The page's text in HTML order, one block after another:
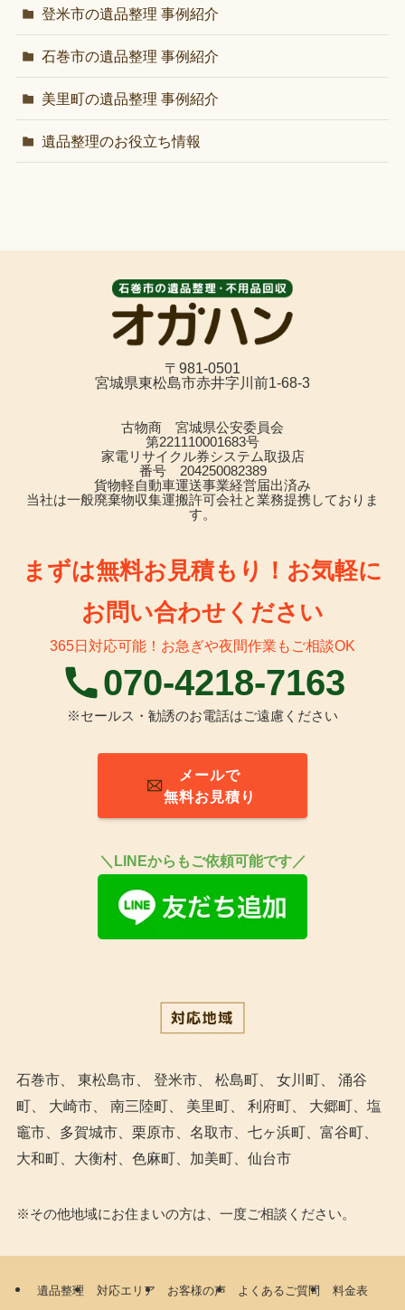
登米市の遺品整理 事例紹介
石巻市の遺品整理 事例紹介
美里町の遺品整理 事例紹介
遺品整理のお役立ち情報
〒981-0501
宮城県東松島市赤井字川前1-68-3
古物商 宮城県公安委員会
第221110001683号
家電リサイクル券システム取扱店
番号 204250082389
貨物軽自動車運送事業経営届出済み
当社は一般廃棄物収集運搬許可会社と業務提携しておりま
す。
まずは無料お見積もり！お気軽に
お問い合わせください
365日対応可能！お急ぎや夜間作業もご相談OK
070-4218-7163
※セールス・勧誘のお電話はご遠慮ください
メールで
無料お見積り
＼ LINEからもご依頼可能です／
石巻市、 東松島市、 登米市、 松島町、 女川町、 涌谷
町、 大崎市、 南三陸町、 美里町、 利府町、 大郷町、塩
竈市、多賀城市、栗原市、名取市、七ヶ浜町、富谷町、
大和町、大衡村、色麻町、加美町、仙台市
※その他地域にお住まいの方は、一度ご相談ください。
遺品整理 対応エリア お客様の声 よくあるご質問
料金表